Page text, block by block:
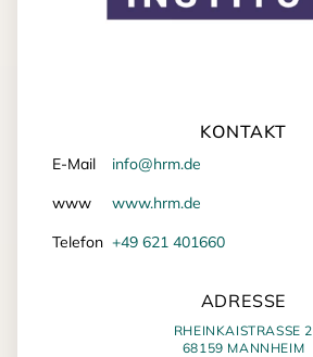
KONTAKT
E-Mail
info@hrm.de
www
www.hrm.de
Telefon +49 621 401660
ADRESSE
RHEINKAISTRASSE 2
68159 MANNHEIM